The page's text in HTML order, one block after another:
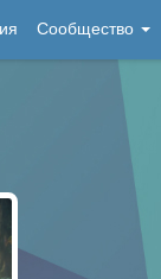
Сообщество